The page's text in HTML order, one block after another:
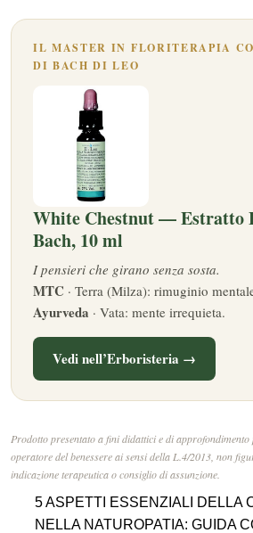
IL MASTER IN FLORITERAPIA
DI BACH DI LEO
White Chestnut — Estratto
Bach, 10 ml
I pensieri che girano senza sosta.
MTC · Terra (Milza): rimuginio
Ayurveda · Vata: mente irrequieta.
Vedi nell’Erboristeria →
Prodotto presentato a fini didattici e di
operatore del benessere ai sensi della L.4/2013, non
indicazione terapeutica o consiglio di assunzione.
5 ASPETTI ESSENZIALI DELLA
NELLA NATUROPATIA: GUIDA